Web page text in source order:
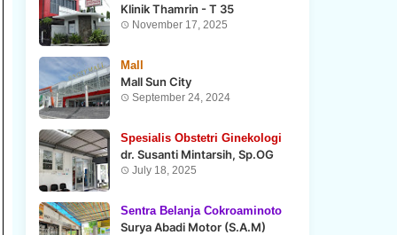
Klinik Thamrin - T 35
November 17, 2025
Mall
Mall Sun City
September 24, 2024
Spesialis Obstetri Ginekologi
dr. Susanti Mintarsih, Sp.OG
July 18, 2025
Sentra Belanja Cokroaminoto
Surya Abadi Motor (S.A.M)